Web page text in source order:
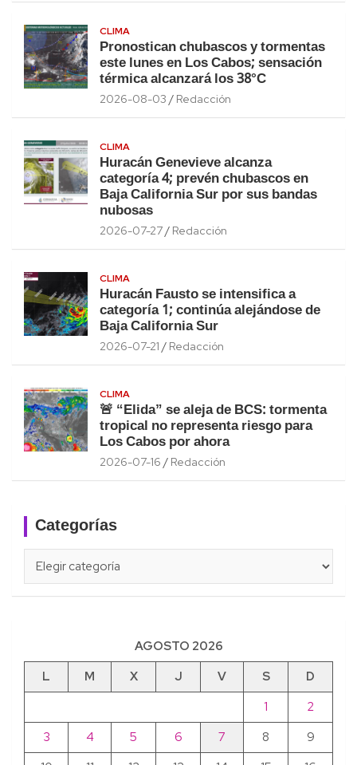
CLIMA
Pronostican chubascos y tormentas
este lunes en Los Cabos; sensación
térmica alcanzará los 38°C
2026-08-03 Redacción
CLIMA
Huracán Genevieve alcanza
categoría 4; prevén chubascos en
Baja California Sur por sus bandas
nubosas
2026-07-27 Redacción
CLIMA
Huracán Fausto se intensifica a
categoría 1; continúa alejándose de
Baja California Sur
2026-07-21 Redacción
CLIMA
🚨 “Elida” se aleja de BCS: tormenta
tropical no representa riesgo para
Los Cabos por ahora
2026-07-16 Redacción
Categorías
AGOSTO 2026
L
M X J V S
D
1
2
3
4 5 6 7 8
9